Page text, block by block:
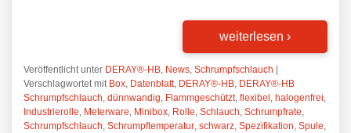
weiterlesen ›
Veröffentlicht unter DERAY®-HB News Schrumpfschlauch |
Verschlagwortet mit Box Datenblatt, DERAY®-HB DERAY®-HB
Schrumpfschlauch dünnwandig Flammgeschützt, flexibel halogenfrei
Industrierolle Meterware Minibox Rolle Schlauch Schrumpfrate
Schrumpfschlauch Schrumpftemperatur schwarz Spezifikation Spule